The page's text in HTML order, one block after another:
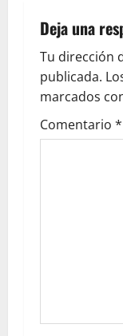
Deja una
Tu dirección
publicada.
marcados
Comentario *